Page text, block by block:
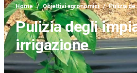
Home / Obiettivi agronomici / Pulizia
Pulizia degli
irrigazione